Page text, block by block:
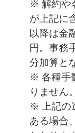
※ 解約や
が上記に
以降は金
円。事務
分加算と
※ 各種手
りません。
※ 上記の
ある場合